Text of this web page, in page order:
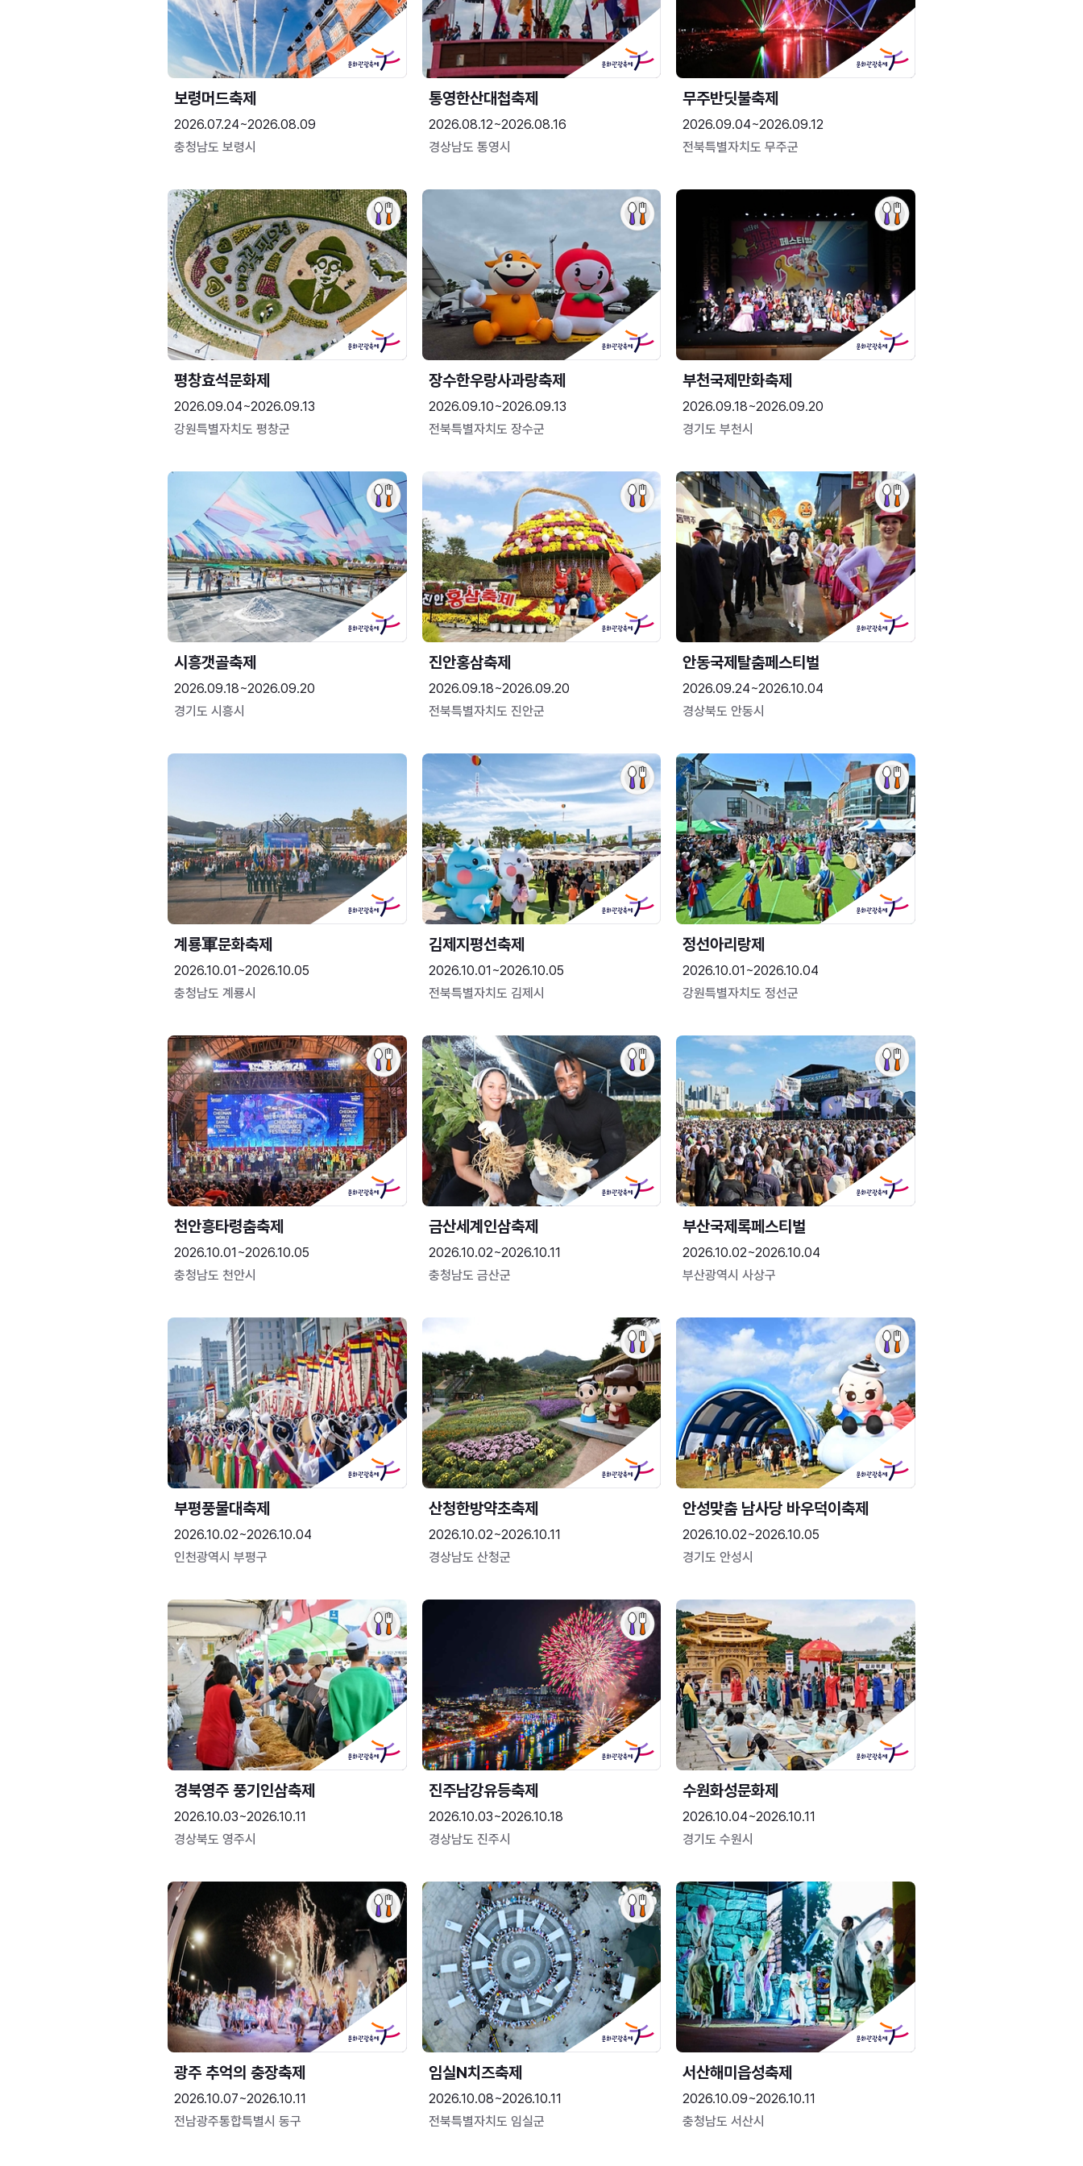
보령머드축제
2026.07.24~2026.08.09
충청남도 보령시
통영한산대첩축제
2026.08.12~2026.08.16
경상남도 통영시
무주반딧불축제
2026.09.04~2026.09.12
전북특별자치도 무주군
평창효석문화제
2026.09.04~2026.09.13
강원특별자치도 평창군
장수한우랑사과랑축제
2026.09.10~2026.09.13
전북특별자치도 장수군
부천국제만화축제
2026.09.18~2026.09.20
경기도 부천시
시흥갯골축제
2026.09.18~2026.09.20
경기도 시흥시
진안홍삼축제
2026.09.18~2026.09.20
전북특별자치도 진안군
안동국제탈춤페스티벌
2026.09.24~2026.10.04
경상북도 안동시
2026.10.01~2026.10.05
충청남도 계룡시
김제지평선축제
2026.10.01~2026.10.05
전북특별자치도 김제시
정선아리랑제
2026.10.01~2026.10.04
강원특별자치도 정선군
천안흥타령춤축제
2026.10.01~2026.10.05
충청남도 천안시
금산세계인삼축제
2026.10.02~2026.10.11
충청남도 금산군
부산국제록페스티벌
2026.10.02~2026.10.04
부산광역시 사상구
부평풍물대축제
2026.10.02~2026.10.04
인천광역시 부평구
산청한방약초축제
2026.10.02~2026.10.11
경상남도 산청군
안성맞춤 남사당 바우덕이축제
2026.10.02~2026.10.05
경기도 안성시
경북영주 풍기인삼축제
2026.10.03~2026.10.11
경상북도 영주시
진주남강유등축제
2026.10.03~2026.10.18
경상남도 진주시
수원화성문화제
2026.10.04~2026.10.11
경기도 수원시
광주 추억의 충장축제
2026.10.07~2026.10.11
전남광주통합특별시 동구
임실N치즈축제
2026.10.08~2026.10.11
전북특별자치도 임실군
서산해미읍성축제
2026.10.09~2026.10.11
충청남도 서산시